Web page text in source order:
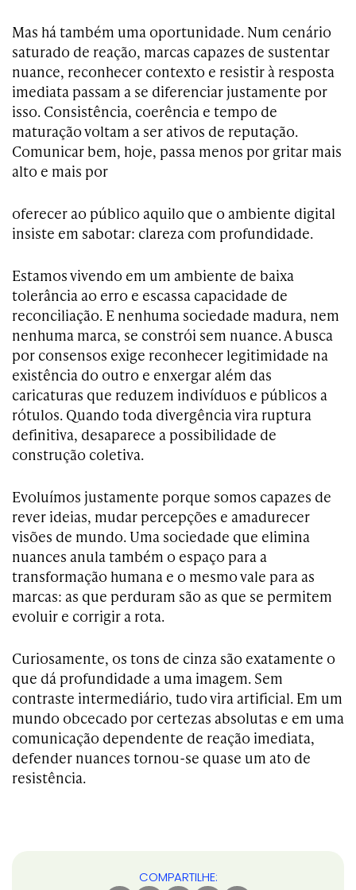
Mas há também uma oportunidade. Num cenário
saturado de reação, marcas capazes de sustentar
nuance, reconhecer contexto e resistir à resposta
imediata passam a se diferenciar justamente por
isso. Consistência, coerência e tempo de
maturação voltam a ser ativos de reputação.
Comunicar bem, hoje, passa menos por gritar mais
alto e mais por
oferecer ao público aquilo que o ambiente digital
insiste em sabotar: clareza com profundidade.
Estamos vivendo em um ambiente de baixa
tolerância ao erro e escassa capacidade de
reconciliação. E nenhuma sociedade madura, nem
nenhuma marca, se constrói sem nuance. A busca
por consensos exige reconhecer legitimidade na
existência do outro e enxergar além das
caricaturas que reduzem indivíduos e públicos a
rótulos. Quando toda divergência vira ruptura
definitiva, desaparece a possibilidade de
construção coletiva.
Evoluímos justamente porque somos capazes de
rever ideias, mudar percepções e amadurecer
visões de mundo. Uma sociedade que elimina
nuances anula também o espaço para a
transformação humana e o mesmo vale para as
marcas: as que perduram são as que se permitem
evoluir e corrigir a rota.
Curiosamente, os tons de cinza são exatamente o
que dá profundidade a uma imagem. Sem
contraste intermediário, tudo vira artificial. Em um
mundo obcecado por certezas absolutas e em uma
comunicação dependente de reação imediata,
defender nuances tornou-se quase um ato de
resistência.
COMPARTILHE: